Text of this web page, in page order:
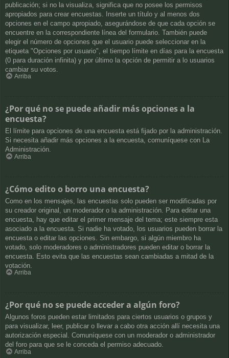
publicación; si no la visualiza, significa que no posee los permisos
apropiados para crear encuestas. Inserte un título y al menos dos
opciones en el campo apropiado, asegurándose de que cada opción se
encuentre en la correspondiente línea del formulario. También puede
elegir el número de opciones que el usuario puede seleccionar en la
etiqueta "Opciones por usuario", el tiempo límite en días para la encuesta
(0 para duración infinita) y por último la opción de permitir a lo usuarios
cambiar su votos.
Arriba
¿Por qué no se puede añadir más opciones a la
encuesta?
El límite para opciones de una encuesta está fijado por la administración.
Si necesita añadir más opciones a la encuesta, comuníquese con La
Administración.
Arriba
¿Cómo edito o borro una encuesta?
Como en los mensajes, las encuestas solo pueden ser modificadas por
su creador original, un moderador o la administración. Para editar una
encuesta, hay que editar el primer mensaje del tema; este siempre esta
asociado a la encuesta. Si nadie ha votado, los usuarios pueden borrar la
encuesta o editar las opciones. Sin embargo, si algún miembro ha
votado, solo moderadores o administradores pueden editar o borrar la
encuesta. Esto evita que las encuestas sean cambiadas a mitad de la
votación.
Arriba
¿Por qué no se puede acceder a algún foro?
Algunos foros pueden estar limitados para ciertos usuarios o grupos y
para visualizar, leer, publicar o llevar a cabo otra acción allí necesita una
autorización especial. Comuníquese con un moderador o administrador
del foro para que se le conceda el permiso adecuado.
Arriba